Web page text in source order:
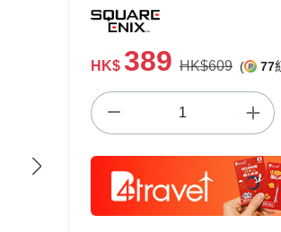
HK$ 389 HK$609 ( 77